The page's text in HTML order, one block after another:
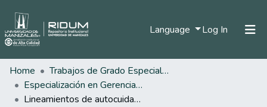
Language Log In (current)
Home
Trabajos de Grado Especializaciones
Especialización en Gerencia de la Seguridad y Salud en el Trabajo.
Lineamientos de autocuidado en una empresa de preparación de alimentos, Manizales y Pereira 2021